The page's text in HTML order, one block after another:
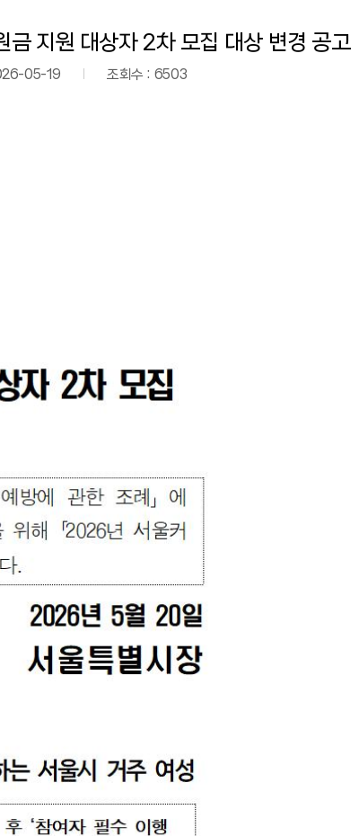
지원 대상자 2차 모집 대상 변경 공고
05-19 조회수 : 6503